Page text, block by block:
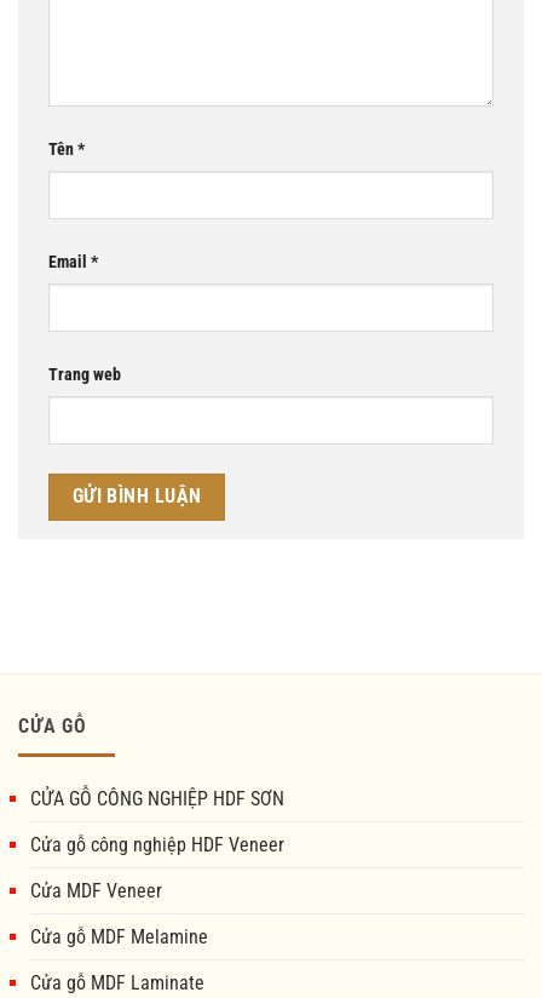
Tên*
Email *
Trang web
CỬA GỖ
CỬA GỖ CÔNG NGHIỆP HDF SƠN
Cửa gỗ công nghiệp HDF Veneer
Cửa MDF Veneer
Cửa gỗ MDF Melamine
Cửa gỗ MDF Laminate